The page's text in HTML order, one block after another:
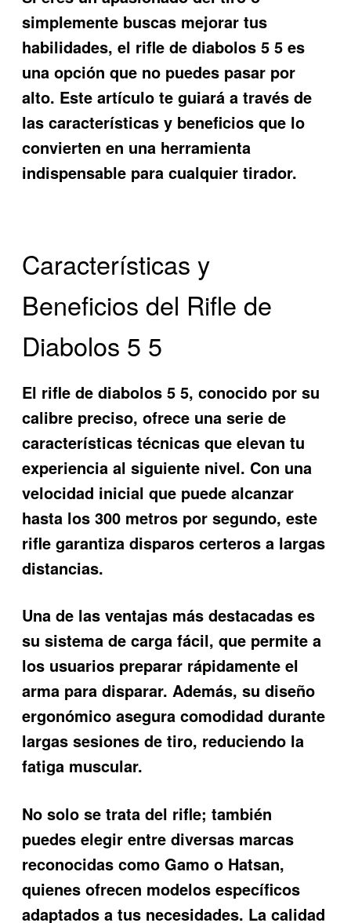
simplemente buscas mejorar tus
habilidades, el rifle de diabolos 5 5 es
una opción que no puedes pasar por
alto. Este artículo te guiará a través de
las características y beneficios que lo
convierten en una herramienta
indispensable para cualquier tirador.
Características y
Beneficios del Rifle de
Diabolos 5 5
El rifle de diabolos 5 5, conocido por su
calibre preciso, ofrece una serie de
características técnicas que elevan tu
experiencia al siguiente nivel. Con una
velocidad inicial que puede alcanzar
hasta los 300 metros por segundo, este
rifle garantiza disparos certeros a largas
distancias.
Una de las ventajas más destacadas es
su sistema de carga fácil, que permite a
los usuarios preparar rápidamente el
arma para disparar. Además, su diseño
ergonómico asegura comodidad durante
largas sesiones de tiro, reduciendo la
fatiga muscular.
No solo se trata del rifle; también
puedes elegir entre diversas marcas
reconocidas como Gamo o Hatsan,
quienes ofrecen modelos específicos
adaptados a tus necesidades. La calidad